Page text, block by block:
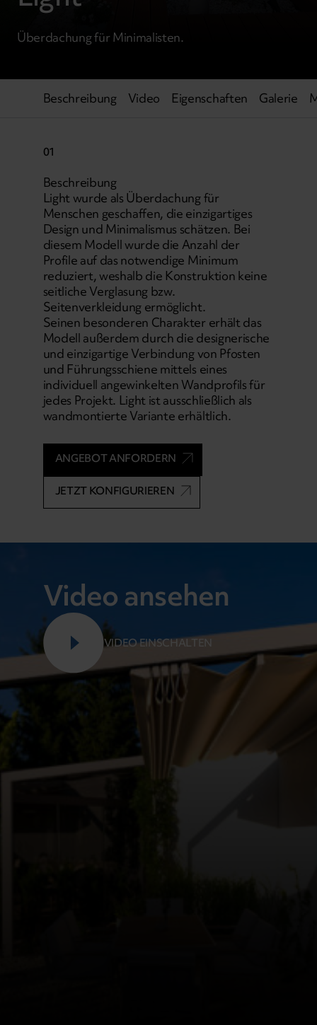
Überdachung für Minimalisten.
Beschreibung Video Eigenschaften Galerie
01
Beschreibung
Light wurde als Überdachung für
Menschen geschaffen, die einzigartiges
Design und Minimalismus schätzen. Bei
diesem Modell wurde die Anzahl der
Profile auf das notwendige Minimum
reduziert, weshalb die Konstruktion keine
seitliche Verglasung bzw.
Seitenverkleidung ermöglicht.
Seinen besonderen Charakter erhält das
Modell außerdem durch die designerische
und einzigartige Verbindung von Pfosten
und Führungsschiene mittels eines
individuell angewinkelten Wandprofils für
jedes Projekt. Light ist ausschließlich als
wandmontierte Variante erhältlich.
ANGEBOT ANFORDERN
JETZT KONFIGURIEREN
Video ansehen
VIDEO EINSCHALTEN